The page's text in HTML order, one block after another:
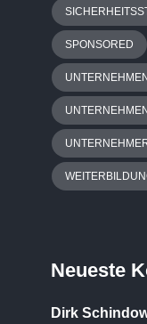
SPONSORED
Neueste
Dirk